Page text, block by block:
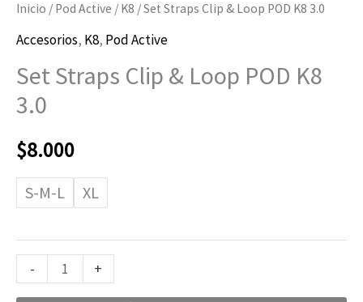
Inicio / Pod Active / K8 / Set Straps Clip & Loop POD K8 3.0
Accesorios, K8, Pod Active
Set Straps Clip & Loop POD K8
3.0
$8.000
S-M-L XL
- +